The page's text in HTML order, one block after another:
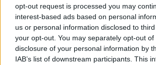
opt-out request is processed you may
interest-based ads based on personal
us or personal information disclosed to
your opt-out. You may separately opt-out
disclosure of your personal information by
IAB’s list of downstream participants. This
ΓΝΩΜΕΣ